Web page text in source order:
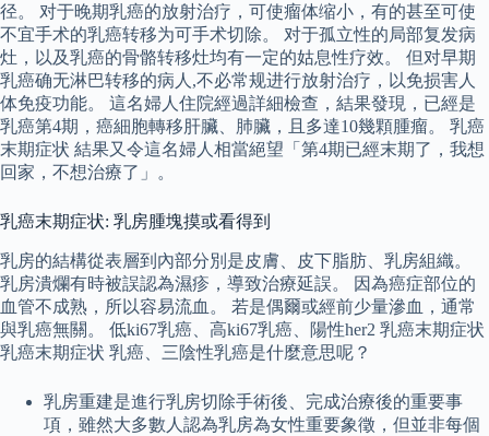
径。 对于晚期乳癌的放射治疗，可使瘤体缩小，有的甚至可使
不宜手术的乳癌转移为可手术切除。 对于孤立性的局部复发病
灶，以及乳癌的骨骼转移灶均有一定的姑息性疗效。 但对早期
乳癌确无淋巴转移的病人,不必常规进行放射治疗，以免损害人
体免疫功能。 這名婦人住院經過詳細檢查，結果發現，已經是
乳癌第4期，癌細胞轉移肝臟、肺臟，且多達10幾顆腫瘤。 乳癌
末期症状 結果又令這名婦人相當絕望「第4期已經末期了，我想
回家，不想治療了」。
乳癌末期症状: 乳房腫塊摸或看得到
乳房的結構從表層到內部分別是皮膚、皮下脂肪、乳房組織。
乳房潰爛有時被誤認為濕疹，導致治療延誤。 因為癌症部位的
血管不成熟，所以容易流血。 若是偶爾或經前少量滲血，通常
與乳癌無關。 低ki67乳癌、高ki67乳癌、陽性her2 乳癌末期症状
乳癌末期症状 乳癌、三陰性乳癌是什麼意思呢？
乳房重建是進行乳房切除手術後、完成治療後的重要事
項，雖然大多數人認為乳房為女性重要象徵，但並非每個